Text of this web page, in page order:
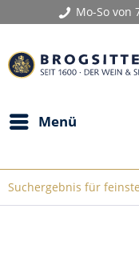
Mo-So von
Menü
Suchergebnis für